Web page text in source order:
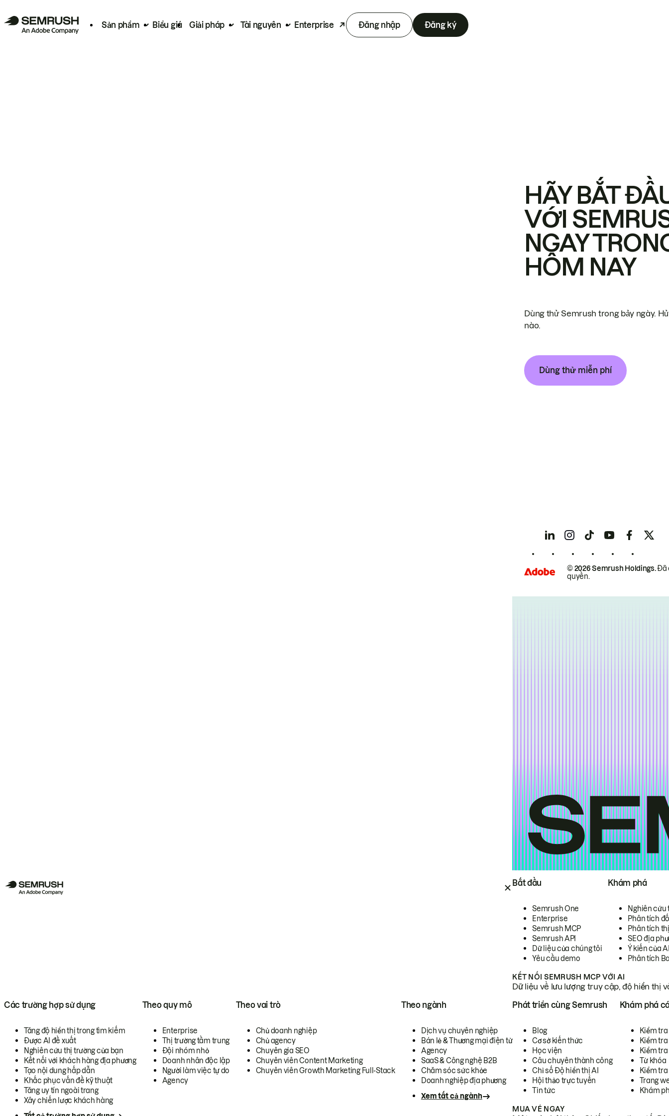
Sản phẩm Biểu giá Giải pháp Tài nguyên Enterprise Đăng nhập Đăng ký
Bắt đầu
Semrush One
Enterprise
Semrush MCP
Semrush API
Dữ liệu của chúng tôi
Yêu cầu demo
Khám phá
Nghiên cứu
Phân tích
Phân tích
SEO địa
Ý kiến của
Phân tích
KẾT NỐI SEMRUSH MCP VỚI AI
Dữ liệu về lưu lượng truy cập, độ hiển thị
Các trường hợp sử dụng
Tăng độ hiển thị trong tìm kiếm
Được AI đề xuất
Nghiên cứu thị trường của bạn
Kết nối với khách hàng địa phương
Tạo nội dung hấp dẫn
Khắc phục vấn đề kỹ thuật
Tăng uy tín ngoài trang
Xây chiến lược khách hàng
Theo quy mô
Enterprise
Thị trường tầm trung
Đội nhóm nhỏ
Doanh nhân độc lập
Người làm việc tự do
Agency
Theo vai trò
Chủ doanh nghiệp
Chủ agency
Chuyên gia SEO
Chuyên viên Content Marketing
Chuyên viên Growth Marketing Full-Stack
Theo ngành
Dịch vụ chuyên nghiệp
Bán lẻ & Thương mại điện tử
Agency
SaaS & Công nghệ B2B
Chăm sóc sức khỏe
Doanh nghiệp địa phương
Xem tất cả ngành
Phát triển cùng Semrush
Blog
Cơ sở kiến thức
Học viện
Câu chuyên thành công
Chỉ số Độ hiển thị AI
Hội thảo trực tuyến
Tin tức
Khám phá
Kiểm
Kiểm tra
Kiểm
Từ khóa
Kiểm
Trang
Khám
MUA VÉ NGAY
HÃY BẮT
VỚI
NGAY
HÔM NAY
Dùng thử Semrush trong bảy ngày.
nào.
Dùng thử miễn phí
© 2026 Semrush Holdings.Đã
quyền.